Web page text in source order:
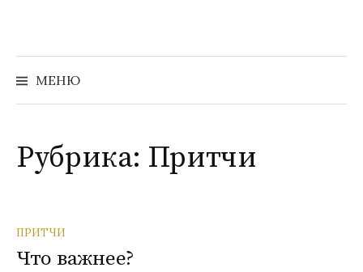
содержимому
МЕНЮ
Найти:
Рубрика: Притчи
ПРИТЧИ
Что важнее?